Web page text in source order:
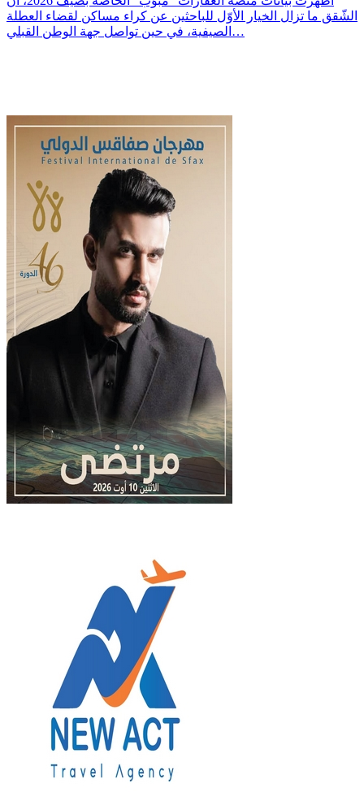
الشّقق ما تزال الخيار الأوّل للباحثين عن كراء مساكن لقضاء العطلة
الصيفية، في حين تواصل جهة الوطن القبلي…